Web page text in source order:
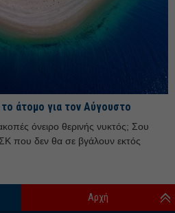
άτομο για τον Αύγουστο
όνειρο θερινής νυκτός; Σου
που δεν θα σε βγάλουν εκτός
Αρχή